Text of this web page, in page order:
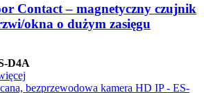
Contact – magnetyczny czujnik
okna o dużym zasięgu
D4A